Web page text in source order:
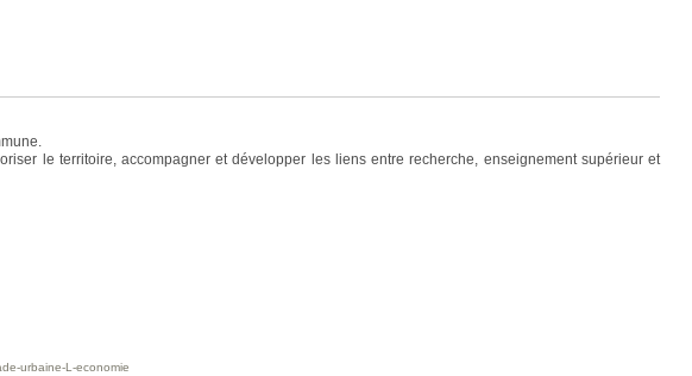
le territoire, accompagner et développer les liens entre recherche, enseignement supérieur et
urbaine-L-economie